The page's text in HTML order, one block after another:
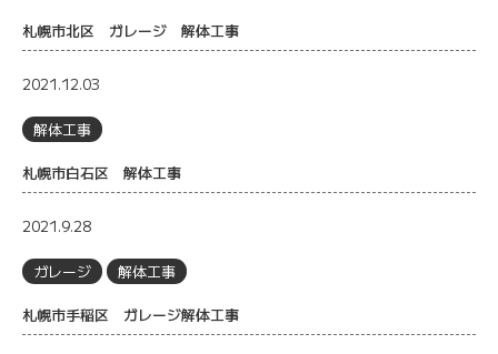
札幌市北区 ガレージ 解体工事
2021.12.03
解体工事
札幌市白石区 解体工事
2021.9.28
ガレージ 解体工事
札幌市手稲区 ガレージ解体工事